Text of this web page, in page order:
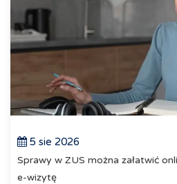
5 sie 2026
Sprawy w ZUS można załatwić
e-wizytę